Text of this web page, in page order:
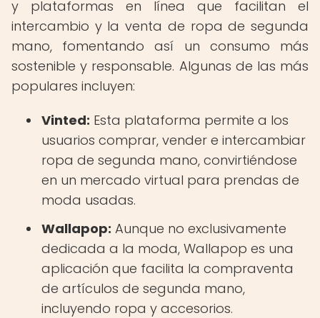
y plataformas en línea que facilitan el
intercambio y la venta de ropa de segunda
mano, fomentando así un consumo más
sostenible y responsable. Algunas de las más
populares incluyen:
Vinted: Esta plataforma permite a los
usuarios comprar, vender e intercambiar
ropa de segunda mano, convirtiéndose
en un mercado virtual para prendas de
moda usadas.
Wallapop: Aunque no exclusivamente
dedicada a la moda, Wallapop es una
aplicación que facilita la compraventa
de artículos de segunda mano,
incluyendo ropa y accesorios.